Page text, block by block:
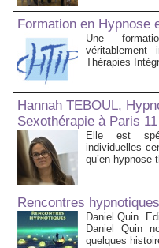
Formation en Hypnose
Une
véritablement
Thérapies
Hannah TEBOUL,
Sexothérapie à Paris 11
Elle est
individuelles
qu’en hypnose
Rencontres
Daniel Quin.
Daniel Quin
quelques